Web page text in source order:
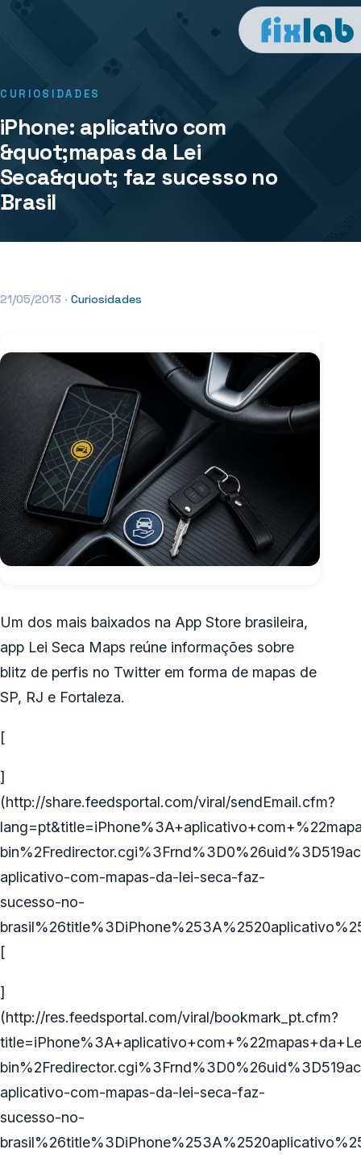
CURIOSIDADES
iPhone: aplicativo com
&quot;mapas da Lei
Seca&quot; faz sucesso no
Brasil
21/05/2013 · Curiosidades
Um dos mais baixados na App Store brasileira,
app Lei Seca Maps reúne informações sobre
blitz de perfis no Twitter em forma de mapas de
SP, RJ e Fortaleza.
[
]
(http://share.feedsportal.com/viral/sendEmail.cfm?
aplicativo-com-mapas-da-lei-seca-faz-
sucesso-no-
[
]
(http://res.feedsportal.com/viral/bookmark_pt.cfm?
aplicativo-com-mapas-da-lei-seca-faz-
sucesso-no-